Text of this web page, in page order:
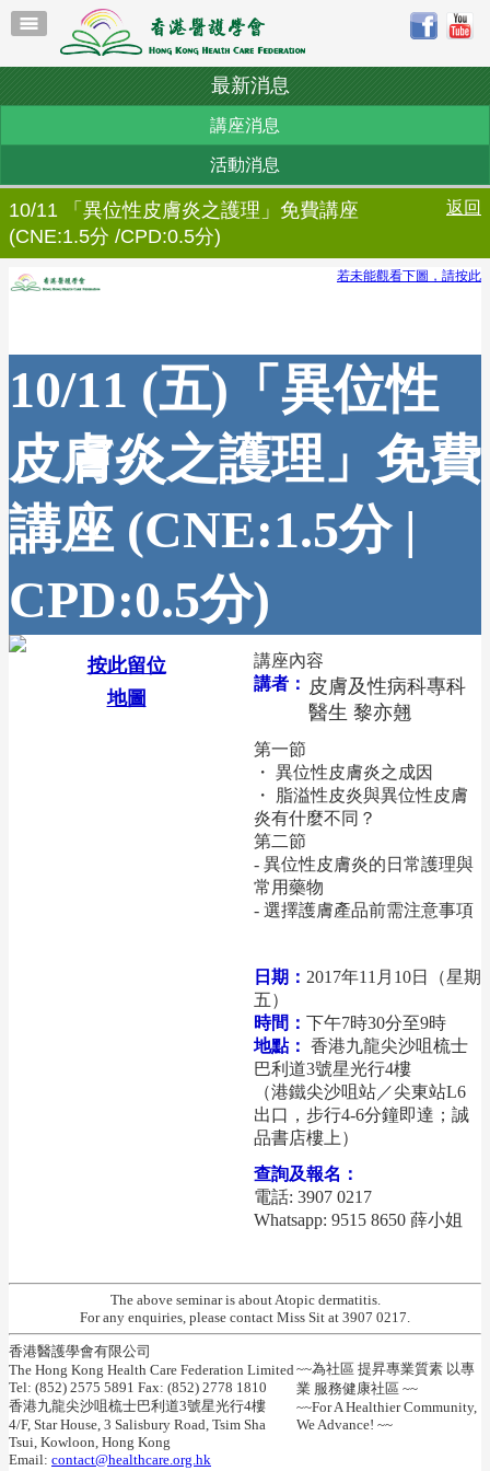
最新消息
講座消息
活動消息
10/11 「異位性皮膚炎之護理」免費講座
(CNE:1.5分 /CPD:0.5分)
返回
若未能觀看下圖，請按此
10/11 (五)「異位性
皮膚炎之護理」免費
講座 (CNE:1.5分 |
CPD:0.5分)
按此留位
地圖
講座內容
講者： 皮膚及性病科專科
醫生 黎亦翹
第一節
・ 異位性皮膚炎之成因
・ 脂溢性皮炎與異位性皮膚
炎有什麼不同？
第二節
- 異位性皮膚炎的日常護理與
常用藥物
- 選擇護膚產品前需注意事項
日期： 2017年11月10日（星期
五）
時間： 下午7時30分至9時
地點： 香港九龍尖沙咀梳士
巴利道3號星光行4樓
（港鐵尖沙咀站／尖東站L6
出口，步行4-6分鐘即達；誠
品書店樓上）
查詢及報名：
電話: 3907 0217
Whatsapp: 9515 8650 薛小姐
The above seminar is about Atopic dermatitis.
For any enquiries, please contact Miss Sit at 3907 0217.
香港醫護學會有限公司
The Hong Kong Health Care Federation Limited
Tel: (852) 2575 5891 Fax: (852) 2778 1810
香港九龍尖沙咀梳士巴利道3號星光行4樓
4/F, Star House, 3 Salisbury Road, Tsim Sha
Tsui, Kowloon, Hong Kong
Email: contact@healthcare.org.hk
~~為社區 提昇專業質素 以專
業 服務健康社區 ~~
~~For A Healthier Community,
We Advance! ~~